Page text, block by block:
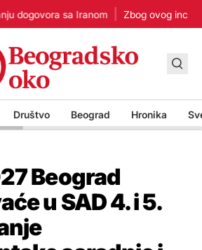
dogovora sa Iranom Zbog ovog
Društvo Beograd Hronika
Beograd
u SAD 4. i 5.